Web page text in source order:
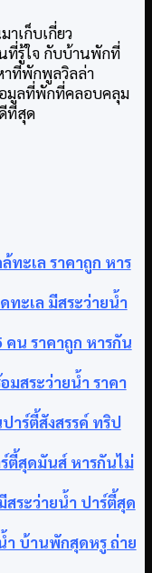
าเก็บเกี่ยว
ที่รู้ใจ กับบ้านพักที่
าที่พักพูลวิลล่า
อมูลที่พักที่คลอบคลุม
ที่สุด
ทะเล ราคาถูก หาร
ทะเล มีสระว่ายน้ำ
คน ราคาถูก หารกัน
มสระว่ายน้ำ ราคา
าร์ตี้สังสรรค์ ทริป
ตี้สุดมันส์ หารกันไม่
สระว่ายน้ำ ปาร์ตี้สุด
ำ บ้านพักสุดหรู ถ่าย